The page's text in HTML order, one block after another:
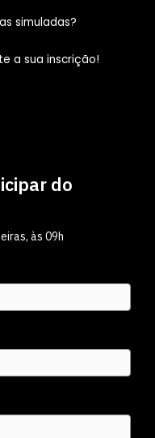
simuladas?
a sua inscrição!
do
às 09h